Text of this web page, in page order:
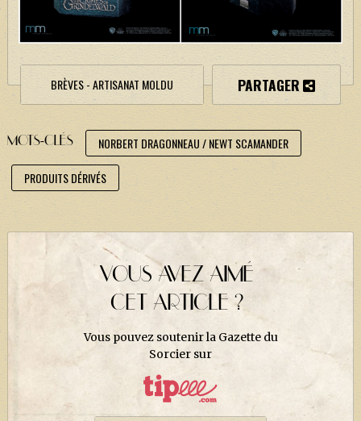
BRÈVES - ARTISANAT MOLDU PARTAGER
MOTS-CLÉS NORBERT DRAGONNEAU / NEWT SCAMANDER
PRODUITS DÉRIVÉS
VOUS AVEZ AIMÉ
CET ARTICLE ?
Vous pouvez soutenir la Gazette du
Sorcier sur